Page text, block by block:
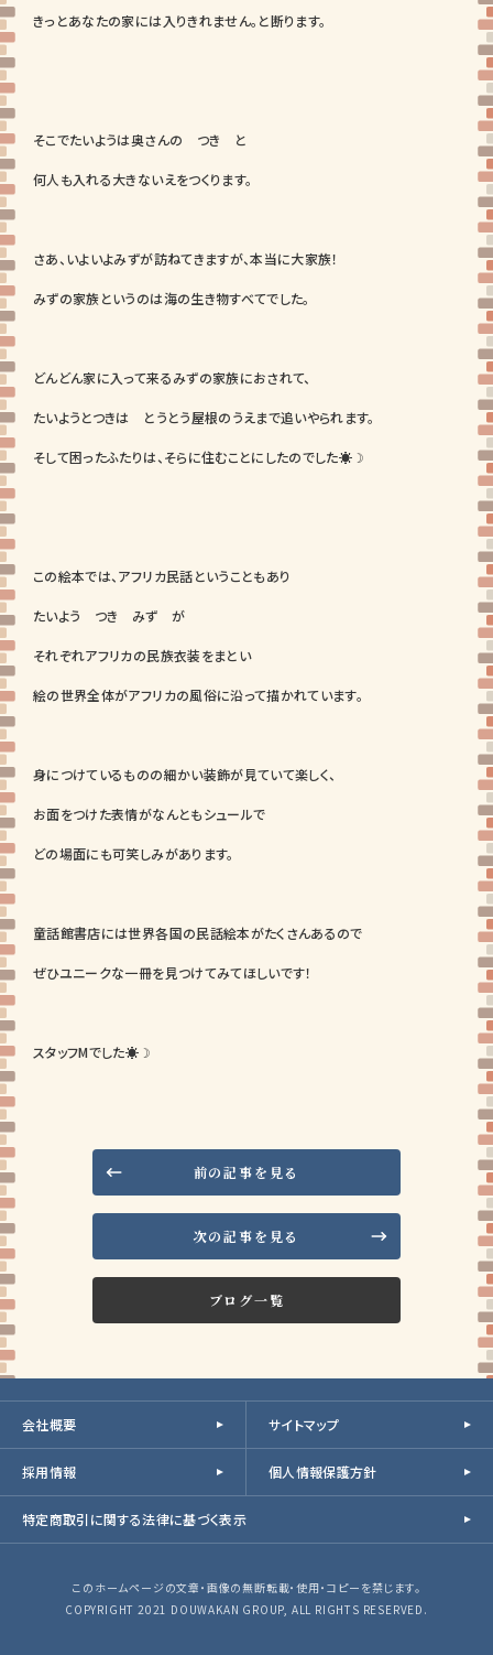
きっとあなたの家には入りきれません。と断ります。
そこでたいようは奥さんの つき と
何人も入れる大きないえをつくります。
さあ、いよいよみずが訪ねてきますが、本当に大家族！
みずの家族というのは海の生き物すべてでした。
どんどん家に入って来るみずの家族におされて、
たいようとつきは とうとう屋根のうえまで追いやられます。
そして困ったふたりは、そらに住むことにしたのでした☀☽
この絵本では、アフリカ民話ということもあり
たいよう つき みず が
それぞれアフリカの民族衣装をまとい
絵の世界全体がアフリカの風俗に沿って描かれています。
身につけているものの細かい装飾が見ていて楽しく、
お面をつけた表情がなんともシュールで
どの場面にも可笑しみがあります。
童話館書店には世界各国の民話絵本がたくさんあるので
ぜひユニークな一冊を見つけてみてほしいです！
スタッフMでした☀☽
前の記事を見る
ブログ一覧
次の記事を見る
会社概要 サイトマップ
採用情報 個人情報保護方針
特定商取引に関する法律に基づく表示
このホームページの文章・画像の無断転載・使用・コピーを禁じます。
COPYRIGHT 2021 DOUWAKAN GROUP, ALL RIGHTS RESERVED.